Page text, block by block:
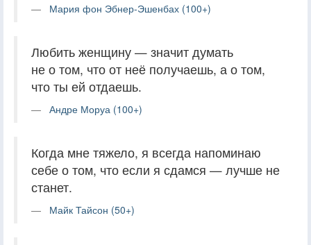
Мария фон Эбнер-Эшенбах (100+)
Любить женщину — значит думать
не о том, что от неё получаешь, а о том,
что ты ей отдаешь.
Андре Моруа (100+)
Когда мне тяжело, я всегда напоминаю
себе о том, что если я сдамся — лучше не
станет.
Майк Тайсон (50+)